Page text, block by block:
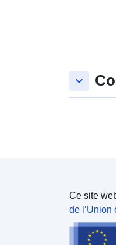
keyboard_arrow_down
Ce site
de l’Union